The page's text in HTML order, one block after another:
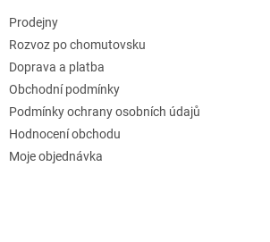
Prodejny
Rozvoz po chomutovsku
Doprava a platba
Obchodní podmínky
Podmínky ochrany osobních údajů
Hodnocení obchodu
Moje objednávka